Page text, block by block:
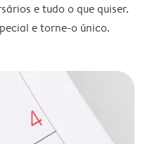
e tudo o que quiser.
e torne-o único.